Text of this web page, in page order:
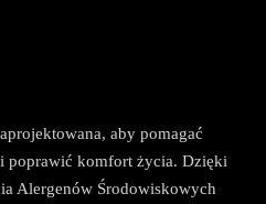
aby pomagać
poprawić komfort życia. Dzięki
Alergenów Środowiskowych